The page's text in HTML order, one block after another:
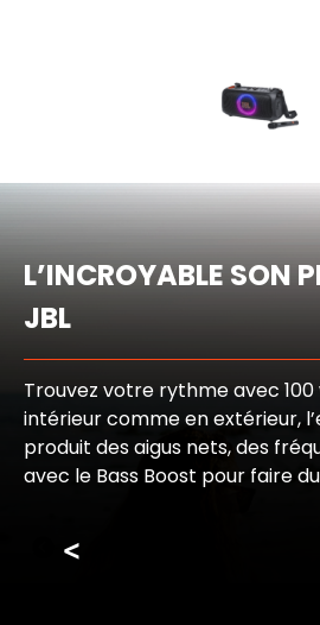
<
L’INCROYABLE SON
JBL
Trouvez votre rythme avec
intérieur comme en extérieur,
produit des aigus nets, des
avec le Bass Boost pour faire